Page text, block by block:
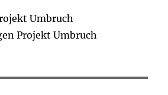
Umbruch
Projekt Umbruch